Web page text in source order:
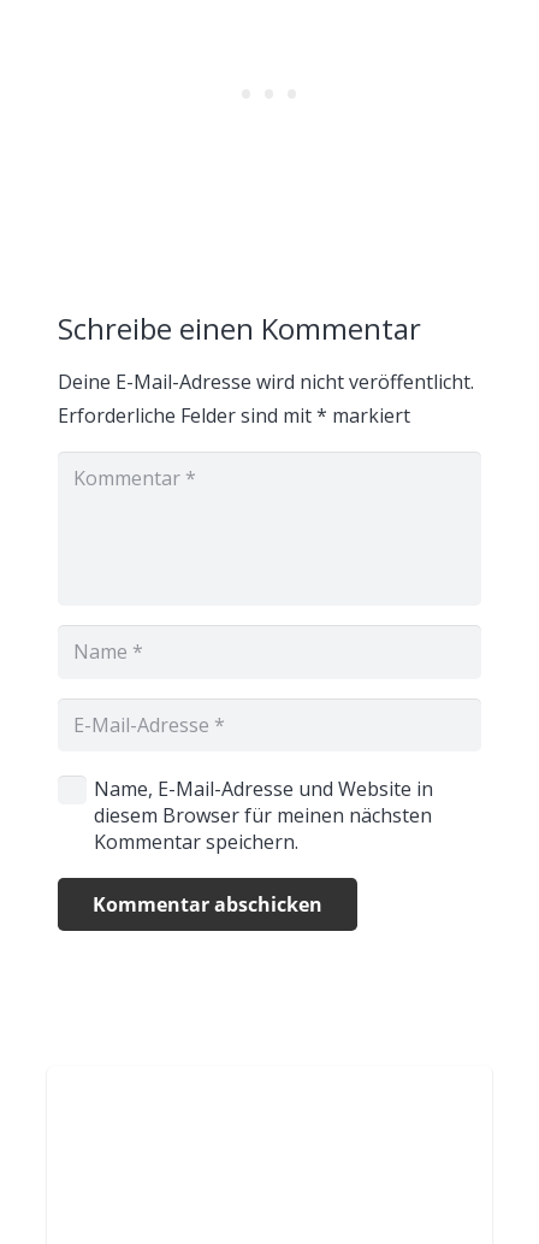
Schreibe einen Kommentar
Deine E-Mail-Adresse wird nicht veröffentlicht.
Erforderliche Felder sind mit* markiert
Name, E-Mail-Adresse und Website in
diesem Browser für meinen nächsten
Kommentar speichern.
Kommentar abschicken